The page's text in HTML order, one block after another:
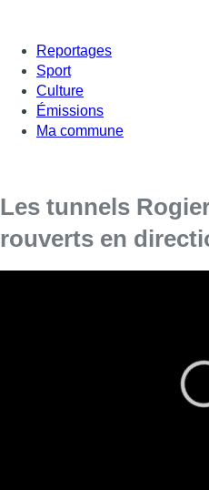
Reportages
Sport
Culture
Émissions
Ma commune
Les tunnels
rouverts en
l’accident aurait impliqué à
deux motos. La conséquence
Les tunnels ont été rouverts à